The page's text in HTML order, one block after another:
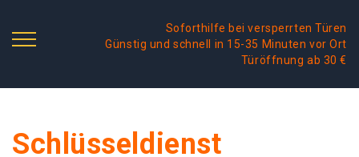
Soforthilfe bei versperrten Türen
Günstig und schnell in 15-35 Minuten vor Ort
Türöffnung ab 30 €
Schlüsseldienst